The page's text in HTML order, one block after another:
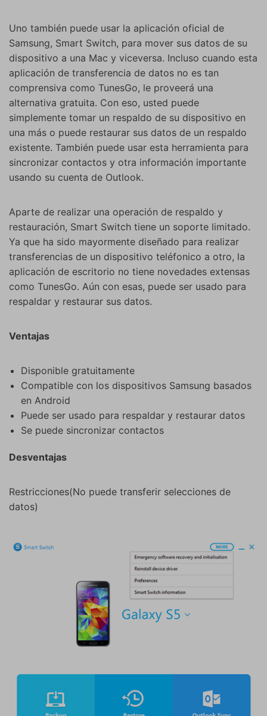
Uno también puede usar la aplicación oficial de
Samsung, Smart Switch, para mover sus datos de su
dispositivo a una Mac y viceversa. Incluso cuando esta
aplicación de transferencia de datos no es tan
comprensiva como TunesGo, le proveerá una
alternativa gratuita. Con eso, usted puede
simplemente tomar un respaldo de su dispositivo en
una más o puede restaurar sus datos de un respaldo
existente. También puede usar esta herramienta para
sincronizar contactos y otra información importante
usando su cuenta de Outlook.
Aparte de realizar una operación de respaldo y
restauración, Smart Switch tiene un soporte limitado.
Ya que ha sido mayormente diseñado para realizar
transferencias de un dispositivo teléfonico a otro, la
aplicación de escritorio no tiene novedades extensas
como TunesGo. Aún con esas, puede ser usado para
respaldar y restaurar sus datos.
Ventajas
Disponible gratuitamente
Compatible con los dispositivos Samsung basados
en Android
Puede ser usado para respaldar y restaurar datos
Se puede sincronizar contactos
Desventajas
Restricciones(No puede transferir selecciones de
datos)